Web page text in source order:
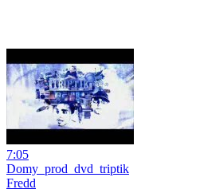
7:05
Domy_prod_dvd_triptik
Fredd